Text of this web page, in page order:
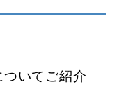
いてご紹介